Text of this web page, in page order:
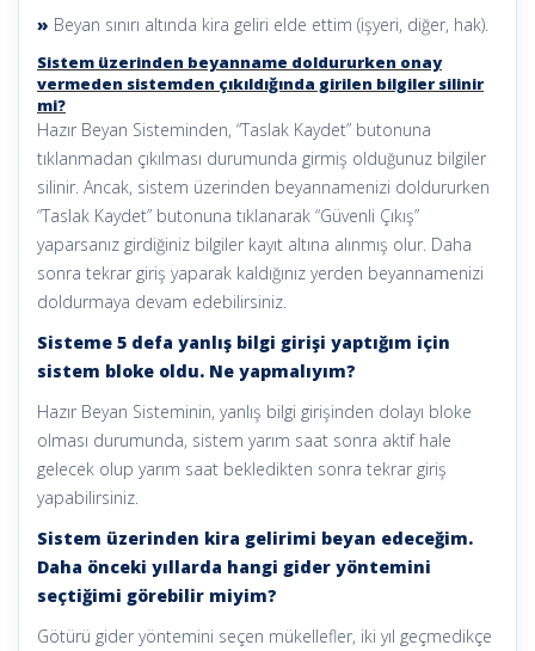
» Beyan sınırı altında kira geliri elde ettim (işyeri, diğer, hak).
Sistem üzerinden beyanname doldururken onay
vermeden sistemden çıkıldığında girilen bilgiler silinir
mi?
Hazır Beyan Sisteminden, “Taslak Kaydet” butonuna
tıklanmadan çıkılması durumunda girmiş olduğunuz bilgiler
silinir. Ancak, sistem üzerinden beyannamenizi doldururken
“Taslak Kaydet” butonuna tıklanarak “Güvenli Çıkış”
yaparsanız girdiğiniz bilgiler kayıt altına alınmış olur. Daha
sonra tekrar giriş yaparak kaldığınız yerden beyannamenizi
doldurmaya devam edebilirsiniz.
Sisteme 5 defa yanlış bilgi girişi yaptığım için
sistem bloke oldu. Ne yapmalıyım?
Hazır Beyan Sisteminin, yanlış bilgi girişinden dolayı bloke
olması durumunda, sistem yarım saat sonra aktif hale
gelecek olup yarım saat bekledikten sonra tekrar giriş
yapabilirsiniz.
Sistem üzerinden kira gelirimi beyan edeceğim.
Daha önceki yıllarda hangi gider yöntemini
seçtiğimi görebilir miyim?
Götürü gider yöntemini seçen mükellefler, iki yıl geçmedikçe